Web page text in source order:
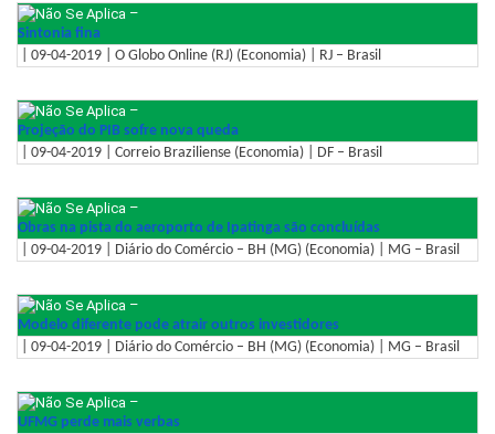
–
Sintonia fina
| 09-04-2019 | O Globo Online (RJ) (Economia) | RJ – Brasil
–
Projeção do PIB sofre nova queda
| 09-04-2019 | Correio Braziliense (Economia) | DF – Brasil
–
Obras na pista do aeroporto de Ipatinga são concluídas
| 09-04-2019 | Diário do Comércio – BH (MG) (Economia) | MG – Brasil
–
Modelo diferente pode atrair outros investidores
| 09-04-2019 | Diário do Comércio – BH (MG) (Economia) | MG – Brasil
–
UFMG perde mais verbas